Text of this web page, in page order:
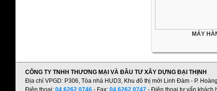
MÁY
CÔNG TY TNHH THƯƠNG MẠI VÀ ĐẦU TƯ XÂY DỰNG ĐẠI THỊNH
Địa chỉ VPGD: P306, Tòa nhà HUD3, Khu đô thị mới Linh Đàm - P.
Điện thoại: 04 6262 0746 - Fax: 04 6262 0747 - Điện thoại tư vấn khách